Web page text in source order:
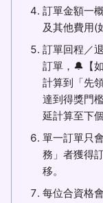
訂單金額一
及其他費用(
訂單回程／
訂單，🔔【
計算到「先
達到得獎門
延計算至下個
單一訂單只
務」者獲得
移。
每位合資格